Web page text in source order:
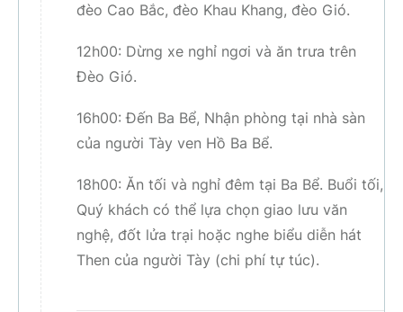
đèo Cao Bắc, đèo Khau Khang, đèo Gió.
12h00: Dừng xe nghỉ ngơi và ăn trưa trên
Đèo Gió.
16h00: Đến Ba Bể, Nhận phòng tại nhà sàn
của người Tày ven Hồ Ba Bể.
18h00: Ăn tối và nghỉ đêm tại Ba Bể. Buổi tối,
Quý khách có thể lựa chọn giao lưu văn
nghệ, đốt lửa trại hoặc nghe biểu diễn hát
Then của người Tày (chi phí tự túc).